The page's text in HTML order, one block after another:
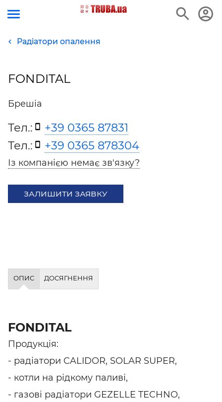
Радіатори опалення
FONDITAL
Брешіа
Тел.:
+39 0365 87831
Тел.:
+39 0365 878304
Із компанією немає зв'язку?
ЗАЛИШИТИ ЗАЯВКУ
ОПИС ДОСЯГНЕННЯ
FONDITAL
Продукція:
- радіатори CALIDOR, SOLAR SUPER,
- котли на рідкому паливі,
- газові радіатори GEZELLE TECHNO,